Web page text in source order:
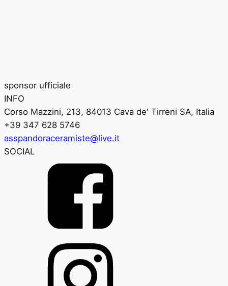
sponsor ufficiale
INFO
Corso Mazzini, 213, 84013 Cava de' Tirreni SA, Italia
+39 347 628 5746
asspandoraceramiste@live.it
SOCIAL